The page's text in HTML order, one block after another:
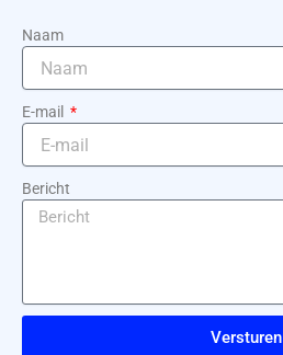
Naam
E-mail
Bericht
Versturen